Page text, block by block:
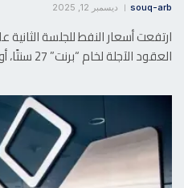
souq-arb ديسمبر 12, 2025
ارتفعت أسعار النفط للجلسة
العقود الآجلة لخام “برنت” 27 سنتًا، أو 0.4 بالمئة، إلى 62.48…